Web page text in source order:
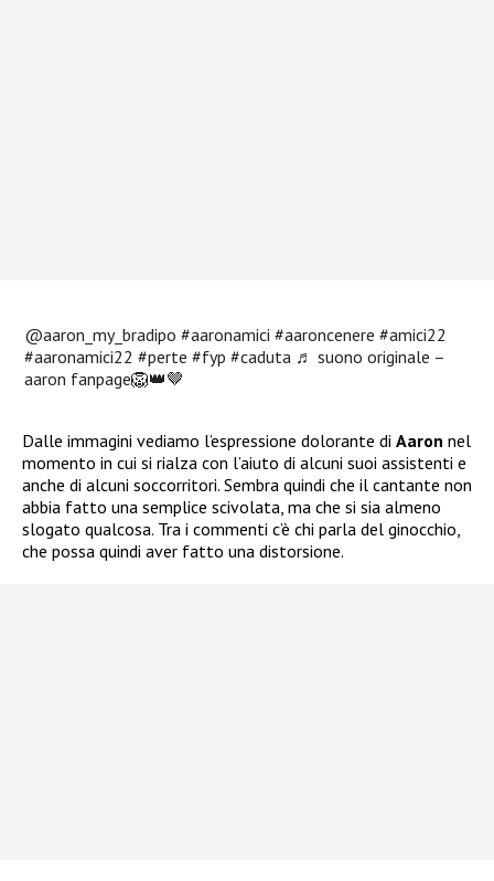
@aaron_my_bradipo #aaronamici #aaroncenere #amici22
#aaronamici22 #perte #fyp #caduta ♬ suono originale –
aaron fanpage🦁👑🤎
Dalle immagini vediamo l’espressione dolorante di Aaron nel
momento in cui si rialza con l’aiuto di alcuni suoi assistenti e
anche di alcuni soccorritori. Sembra quindi che il cantante non
abbia fatto una semplice scivolata, ma che si sia almeno
slogato qualcosa. Tra i commenti c’è chi parla del ginocchio,
che possa quindi aver fatto una distorsione.